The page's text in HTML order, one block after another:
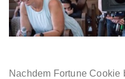
Nachdem Fortune Cookie